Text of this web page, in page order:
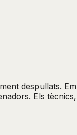
despullats.
Els